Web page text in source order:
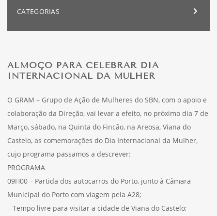
CATEGORIAS
ALMOÇO PARA CELEBRAR DIA
INTERNACIONAL DA MULHER
O GRAM – Grupo de Ação de Mulheres do SBN, com o apoio e
colaboração da Direção, vai levar a efeito, no próximo dia 7 de
Março, sábado, na Quinta do Fincão, na Areosa, Viana do
Castelo, as comemorações do Dia Internacional da Mulher,
cujo programa passamos a descrever:
PROGRAMA
09H00 – Partida dos autocarros do Porto, junto à Câmara
Municipal do Porto com viagem pela A28;
– Tempo livre para visitar a cidade de Viana do Castelo;